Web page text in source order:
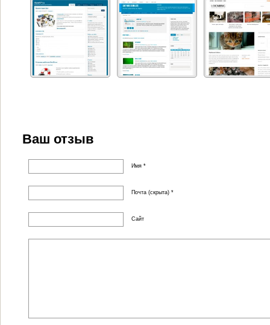
Ваш отзыв
Имя *
Почта (скрыта) *
Сайт